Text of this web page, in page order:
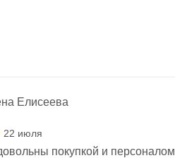
Елисеева
22 июля
покупкой и